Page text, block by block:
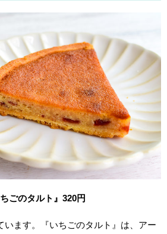
ちごのタルト』320円
います。『いちごのタルト』は、アー